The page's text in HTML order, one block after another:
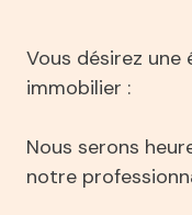
Vous désirez
immobilier :
Nous serons
notre